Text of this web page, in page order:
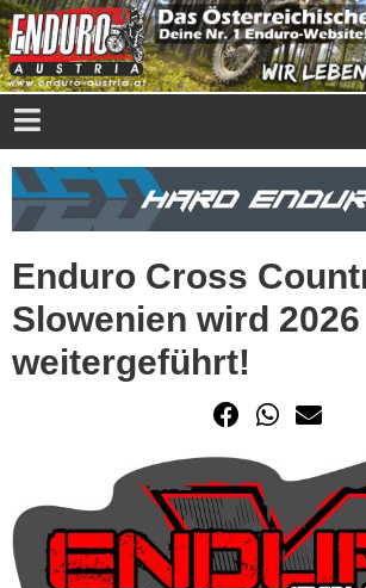
Enduro Cross
Slowenien wird 2026
weitergeführt!